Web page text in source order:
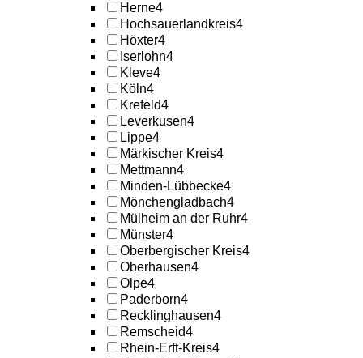
Herne4
Hochsauerlandkreis4
Höxter4
Iserlohn4
Kleve4
Köln4
Krefeld4
Leverkusen4
Lippe4
Märkischer Kreis4
Mettmann4
Minden-Lübbecke4
Mönchengladbach4
Mülheim an der Ruhr4
Münster4
Oberbergischer Kreis4
Oberhausen4
Olpe4
Paderborn4
Recklinghausen4
Remscheid4
Rhein-Erft-Kreis4